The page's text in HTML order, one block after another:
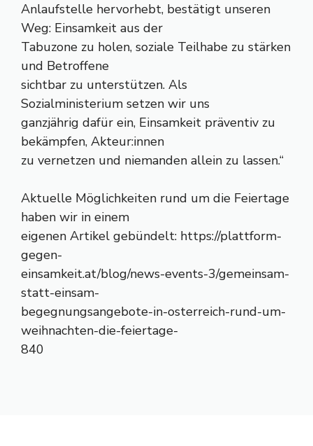
Anlaufstelle hervorhebt, bestätigt unseren
Weg: Einsamkeit aus der
Tabuzone zu holen, soziale Teilhabe zu stärken
und Betroffene
sichtbar zu unterstützen. Als
Sozialministerium setzen wir uns
ganzjährig dafür ein, Einsamkeit präventiv zu
bekämpfen, Akteur:innen
zu vernetzen und niemanden allein zu lassen.“
Aktuelle Möglichkeiten rund um die Feiertage
haben wir in einem
eigenen Artikel gebündelt: https://plattform-
gegen-
einsamkeit.at/blog/news-events-3/gemeinsam-
statt-einsam-
begegnungsangebote-in-osterreich-rund-um-
weihnachten-die-feiertage-
840